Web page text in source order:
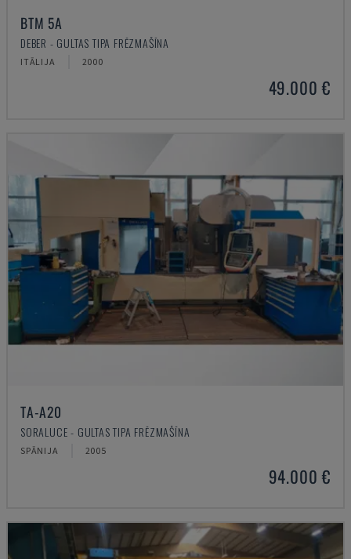
BTM 5A
DEBER - GULTAS TIPA FRĒZMAŠĪNA
ITĀLIJA 2000
49.000 €
TA-A20
SORALUCE - GULTAS TIPA FRĒZMAŠĪNA
SPĀNIJA 2005
94.000 €